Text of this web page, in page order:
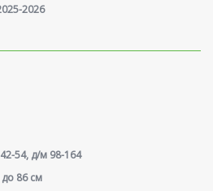
2026
54, д/м 98-164
86 см